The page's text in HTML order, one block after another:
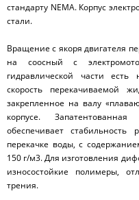
стандарту NEMA. Корпус
стали.
Вращение с якоря двигателя
на соосный с
гидравлической части есть
скорость перекачиваемой
закрепленное на валу
корпусе.
обеспечивает стабильность
перекачке воды, с
150 г/м3. Для изготовления
износостойкие полимеры,
трения.